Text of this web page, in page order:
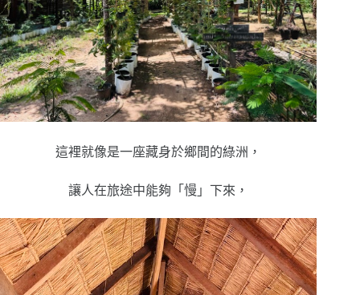
這裡就像是一座藏身於鄉間的綠洲，
讓人在旅途中能夠「慢」下來，